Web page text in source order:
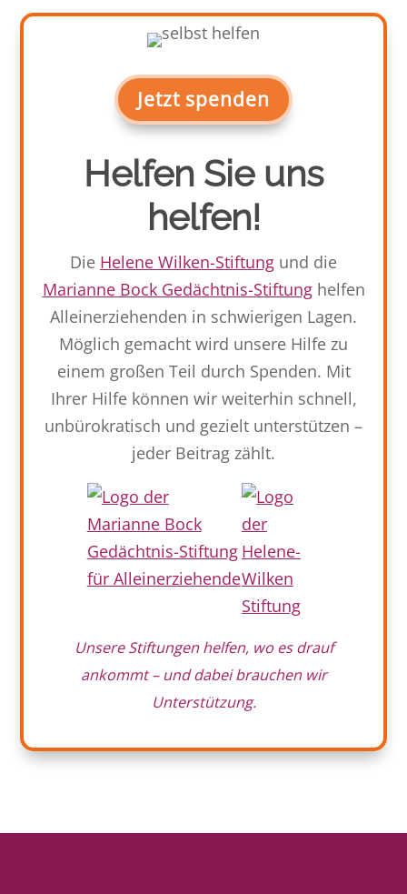
Jetzt spenden
Helfen Sie uns
helfen!
Die Helene Wilken-Stiftung und die
Marianne Bock Gedächtnis-Stiftunghelfen
Alleinerziehenden in schwierigen Lagen.
Möglich gemacht wird unsere Hilfe zu
einem großen Teil durch Spenden. Mit
Ihrer Hilfe können wir weiterhin schnell,
unbürokratisch und gezielt unterstützen –
jeder Beitrag zählt.
Unsere Stiftungen helfen, wo es drauf
ankommt – und dabei brauchen wir
Unterstützung.